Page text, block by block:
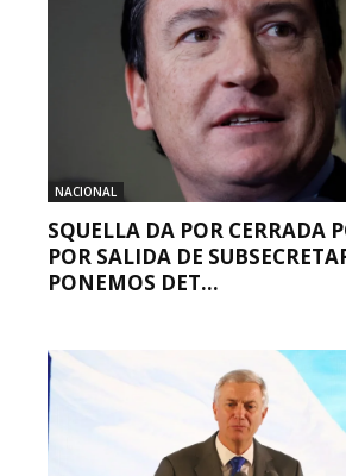
NACIONAL
SQUELLA DA POR CERRADA
POR SALIDA DE
PONEMOS DET...